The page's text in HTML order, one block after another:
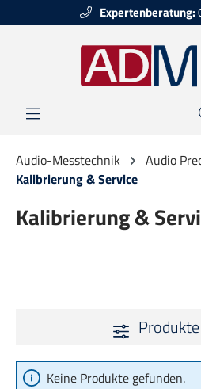
Expertenberatung:
Audio-Messtechnik
Audio
Kalibrierung & Service
Kalibrierung &
Keine Produkte gefunden.